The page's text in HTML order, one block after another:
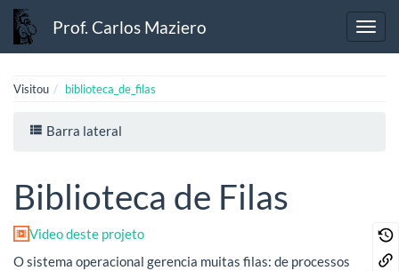
Prof. Carlos Maziero
Visitou biblioteca_de_filas
Barra lateral
Biblioteca de Filas
Video deste projeto
O sistema operacional gerencia muitas filas: de processos